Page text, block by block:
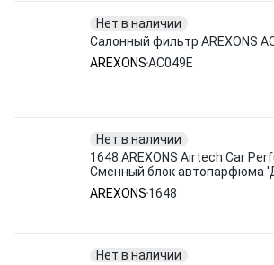
Нет в наличии
Салонный фильтр AREXONS
AREXONSAC049E
Нет в наличии
1648 AREXONS Airtech Сar
Сменный блок автопарфюма
женщин'. 8мл.
AREXONS 1648
Нет в наличии